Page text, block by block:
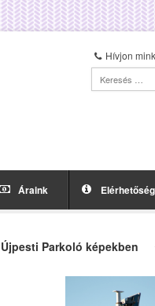
Hívjon
Áraink
Újpesti Parkoló képekben